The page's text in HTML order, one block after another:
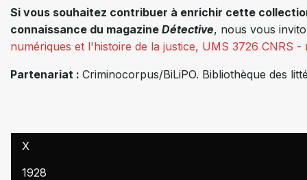
Si vous souhaitez contribuer à enrichir cette
connaissance du magazine Détective, nous vous
numériques et l'histoire de la justice, UMS 3726 CNRS -
Partenariat : Criminocorpus/BiLiPO. Bibliothèque des
X
1928